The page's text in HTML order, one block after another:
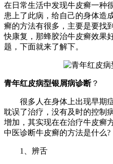
在日常生活中发现牛皮癣一种
患上了此病，给自己的身体造
癣的方法有很多，主要是要找
快康复，那蜂胶治牛皮癣效果
题，下面就来了解下。
青年红皮病型银屑病诊断？
很多人在身体上出现早期症
耽误了治疗，没有及时的控制
增加，其实现在在治疗牛皮癣
中医诊断牛皮癣的方法是什么?
1、辨舌